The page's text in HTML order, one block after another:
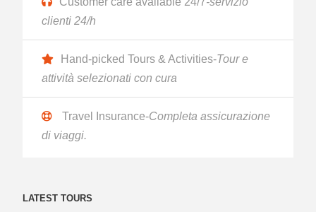
clienti 24/h
Hand-picked Tours & Activities-Tour e
attività selezionati con cura
Travel Insurance-Completa assicurazione
di viaggi.
LATEST TOURS